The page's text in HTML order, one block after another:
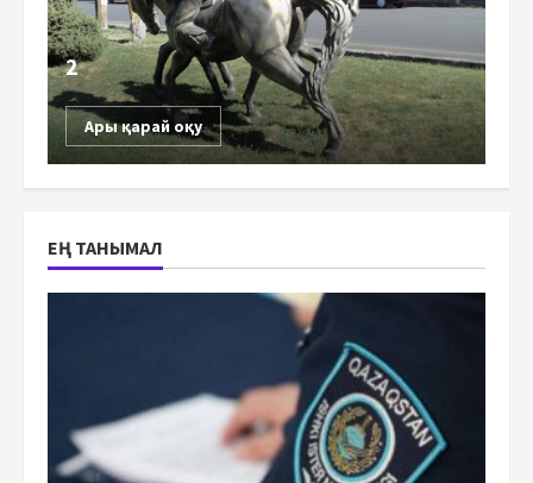
2
Ары қарай оқу
ЕҢ ТАНЫМАЛ